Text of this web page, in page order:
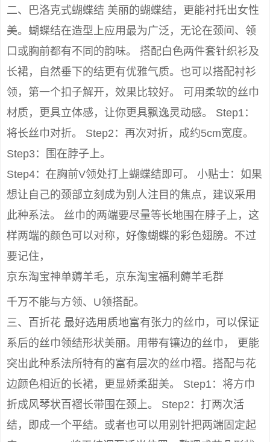
二、巴洛克式蝴蝶结 美丽的蝴蝶结，更能衬托出女性
美。蝴蝶结在造型上应用最为广泛，无论在颈间、领
口或胸前都有不同的韵味。 搭配白色两件套针织衫及
长裙，自然垂下的结更有优雅气质。也可以搭配衬衫
领，第一个扣子解开，效果比较好。 可用柔软的丝巾
材质，更具立体感，让你更具飘逸灵动感。 Step1：
将长丝巾对折。 Step2：再次对折，成约5cm宽度。
Step3：围在脖子上。
Step4：在胸前V领处打上蝴蝶结即可。 小贴士：如果
想让自己的颈部立刻成为别人注目的焦点，建议采用
此种系法。 丝巾的两端要尽量等长地围在脖子上，这
样两端的颜色可以对称，好像蝴蝶的彩色翅膀。不过
要记住，
京东淘宝神单薅羊毛，京东淘宝福利薅羊毛群
千万不能与方领、U领搭配。
三、百折花 最好选用质地富有张力的丝巾，可以保证
系后的丝巾领结形状美丽。用带有镶边的丝巾， 更能
突出此种系法所特有的富有层次的丝巾褶。搭配与花
边颜色相近的长裙，更显娇柔甜美。 Step1：将方巾
折成风琴状百褶长带围在颈上。 Step2：打两次活
结，即成一个平结。或者也可以用别针把两端固定起